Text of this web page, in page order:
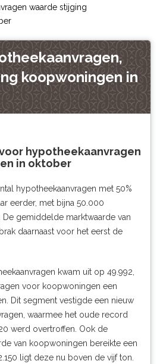
waarde stijging
koopwoningen in
hypotheekaanvragen
in oktober
hypotheekaanvragen met 50%
eerder, met bijna 50.000
De gemiddelde marktwaarde van
daarnaast voor het eerst de
kwam uit op 49.992,
voor koopwoningen een
Dit segment vestigde een nieuw
waarmee het oude record
werd overtroffen. Ook de
van koopwoningen bereikte een
ligt deze nu boven de vijf ton.